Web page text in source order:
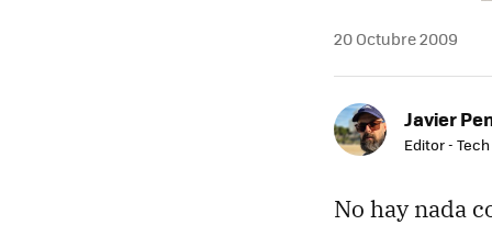
20 Octubre 2009
Javier
Editor - Tech
No hay nada